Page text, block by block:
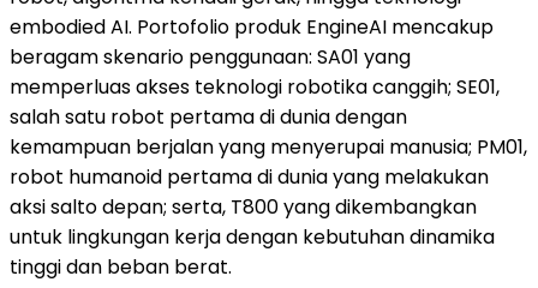
embodied AI. Portofolio produk EngineAI mencakup
beragam skenario penggunaan: SA01 yang
memperluas akses teknologi robotika canggih; SE01,
salah satu robot pertama di dunia dengan
kemampuan berjalan yang menyerupai manusia; PM01,
robot humanoid pertama di dunia yang melakukan
aksi salto depan; serta, T800 yang dikembangkan
untuk lingkungan kerja dengan kebutuhan dinamika
tinggi dan beban berat.